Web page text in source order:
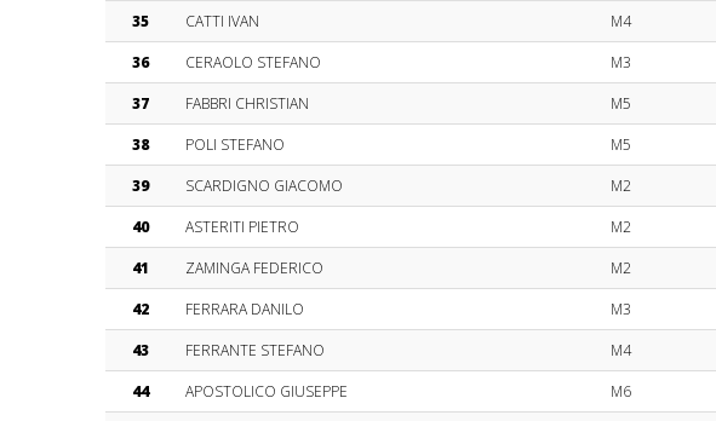
35
CATTI IVAN M4
36
CERAOLO STEFANO M3
37
FABBRI CHRISTIAN M5
38
POLI STEFANO M5
39
SCARDIGNO GIACOMO M2
40
ASTERITI PIETRO M2
41
ZAMINGA FEDERICO M2
42
FERRARA DANILO M3
43
FERRANTE STEFANO M4
44
APOSTOLICO GIUSEPPE M6